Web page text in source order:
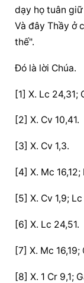
dạy họ tuân
Và đây Thầy ở
thế".
Ðó là lời Chúa.
[1] X. Lc 24,31;
[2] X. Cv 10,41.
[3] X. Cv 1,3.
[4] X. Mc
[5] X. Cv 1,9;
[6] X. Lc 24,51.
[7] X. Mc 16,19;
[8] X. 1 Cr 9,1;